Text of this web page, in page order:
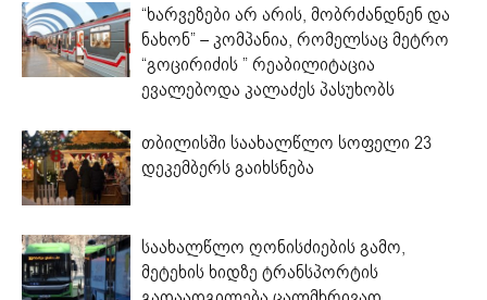
“ხარვეზები არ არის, მობრძანდნენ და
ნახონ” – კომპანია, რომელსაც მეტრო
“გოცირიძის ” რეაბილიტაცია
ევალებოდა კალაძეს პასუხობს
თბილისში საახალწლო სოფელი 23
დეკემბერს გაიხსნება
საახალწლო ღონისძიების გამო,
მეტეხის ხიდზე ტრანსპორტის